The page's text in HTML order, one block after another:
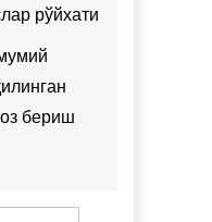
рўйхати
бериш